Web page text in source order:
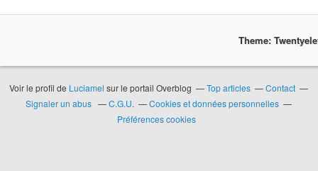
Theme:
Voir le profil de Luciamel sur le portail Overblog Top articles
Contact
Signaler un abus
C.G.U.
Cookies et données personnelles
Préférences cookies